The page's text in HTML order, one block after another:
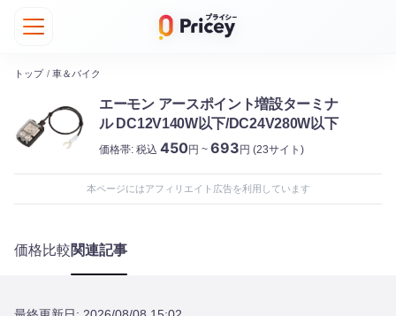
トップ / 車＆バイク
エーモン アースポイント増設ターミナ
ル DC12V140W以下/DC24V280W以下
価格帯: 税込 450円 ~ 693円 (23サイト)
本ページにはアフィリエイト広告を利用しています
価格比較関連記事